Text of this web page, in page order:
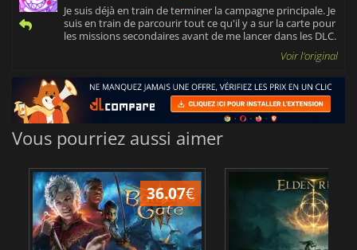
Je suis déjà en train de terminer la campagne principale. Je
suis en train de parcourir tout ce qu'il y a sur la carte pour
les missions secondaires avant de me lancer dans les DLC.
Voir l'original
Vous pourriez aussi aimer
36.07€